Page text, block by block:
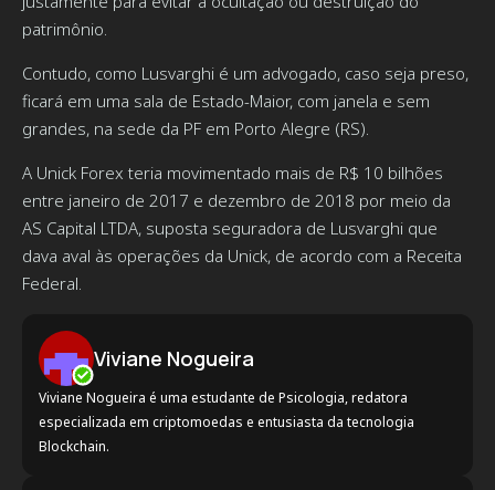
patrimônio.
Contudo, como Lusvarghi é um advogado, caso seja preso,
ficará em uma sala de Estado-Maior, com janela e sem
grandes, na sede da PF em Porto Alegre (RS).
A Unick Forex teria movimentado mais de R$ 10 bilhões
entre janeiro de 2017 e dezembro de 2018 por meio da
AS Capital LTDA, suposta seguradora de Lusvarghi que
dava aval às operações da Unick, de acordo com a Receita
Federal.
Viviane Nogueira
Viviane Nogueira é uma estudante de Psicologia, redatora
especializada em criptomoedas e entusiasta da tecnologia
Blockchain.